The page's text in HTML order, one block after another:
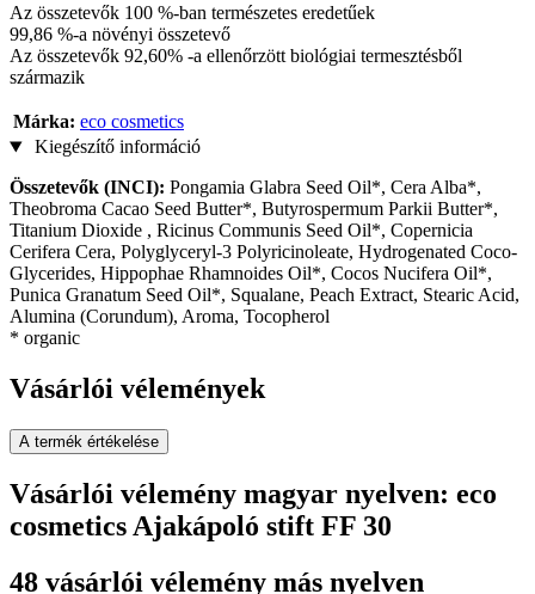
Az összetevők 100 %-ban természetes eredetűek
99,86 %-a növényi összetevő
Az összetevők 92,60% -a ellenőrzött biológiai termesztésből
származik
Márka: eco cosmetics
Kiegészítő információ
Összetevők (INCI): Pongamia Glabra Seed Oil*, Cera Alba*,
Theobroma Cacao Seed Butter*, Butyrospermum Parkii Butter*,
Titanium Dioxide , Ricinus Communis Seed Oil*, Copernicia
Cerifera Cera, Polyglyceryl-3 Polyricinoleate, Hydrogenated Coco-
Glycerides, Hippophae Rhamnoides Oil*, Cocos Nucifera Oil*,
Punica Granatum Seed Oil*, Squalane, Peach Extract, Stearic Acid,
Alumina (Corundum), Aroma, Tocopherol
* organic
Vásárlói vélemények
A termék értékelése
Vásárlói vélemény magyar nyelven: eco
cosmetics Ajakápoló stift FF 30
48 vásárlói vélemény más nyelven